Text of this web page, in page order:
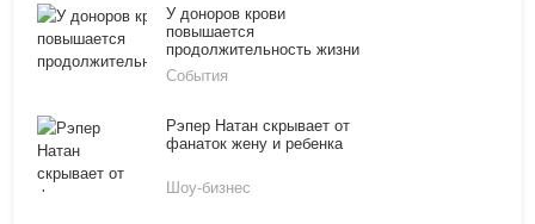
У доноров крови
повышается
продолжительность жизни
События
Рэпер Натан скрывает от
фанаток жену и ребенка
Шоу-бизнес